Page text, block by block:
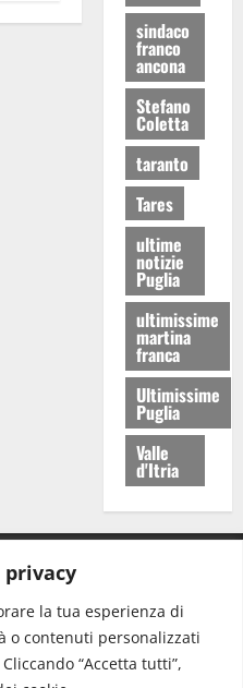
la tua esperienza di
o contenuti personalizzati
“Accetta tutti”,
sindaco
franco
ancona
Stefano
Coletta
taranto
Tares
ultime
notizie
Puglia
ultimissime
martina
franca
Ultimissime
Puglia
Valle
d'Itria